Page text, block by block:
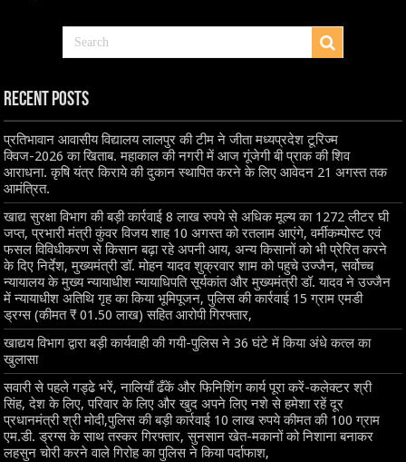
Recent Posts
प्रतिभावान आवासीय विद्यालय लालपुर की टीम ने जीता मध्यप्रदेश टूरिज्म
क्विज-2026 का खिताब. महाकाल की नगरी में आज गूंजेगी बी प्राक की शिव
आराधना. कृषि यंत्र किराये की दुकान स्थापित करने के लिए आवेदन 21 अगस्त तक
आमंत्रित.
खाद्य सुरक्षा विभाग की बड़ी कार्रवाई 8 लाख रुपये से अधिक मूल्य का 1272 लीटर घी
जप्त, प्रभारी मंत्री कुंवर विजय शाह 10 अगस्त को रतलाम आएंगे, वर्मीकम्पोस्ट एवं
फसल विविधीकरण से किसान बढ़ा रहे अपनी आय, अन्य किसानों को भी प्रेरित करने
के दिए निर्देश, मुख्यमंत्री डॉ. मोहन यादव शुक्रवार शाम को पहुचे उज्जैन, सर्वोच्च
न्यायालय के मुख्‍य न्‍यायाधीश न्यायाधिपति सूर्यकांत और मुख्यमंत्री डॉ. यादव ने उज्जैन
में न्यायाधीश अतिथि गृह का किया भूमिपूजन, पुलिस की कार्रवाई 15 ग्राम एमडी
ड्रग्स (कीमत ₹ 01.50 लाख) सहित आरोपी गिरफ्तार,
खाद्यय विभाग द्वारा बड़ी कार्यवाही की गयी-पुलिस ने 36 घंटे में किया अंधे कत्ल का
खुलासा
सवारी से पहले गड्ढे भरें, नालियाँ ढँकें और फिनिशिंग कार्य पूरा करें-कलेक्टर श्री
सिंह, देश के लिए, परिवार के लिए और खुद अपने लिए नशे से हमेशा रहें दूर
प्रधानमंत्री श्री मोदी,पुलिस की बड़ी कार्रवाई 10 लाख रुपये कीमत की 100 ग्राम
एम.डी. ड्रग्स के साथ तस्कर गिरफ्तार, सुनसान खेत-मकानों को निशाना बनाकर
लहसुन चोरी करने वाले गिरोह का पुलिस ने किया पर्दाफाश,